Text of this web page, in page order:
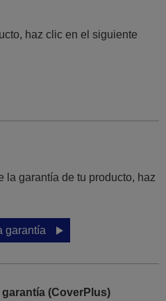
haz clic en el siguiente
la garantía de tu producto, haz
garantía
(CoverPlus)